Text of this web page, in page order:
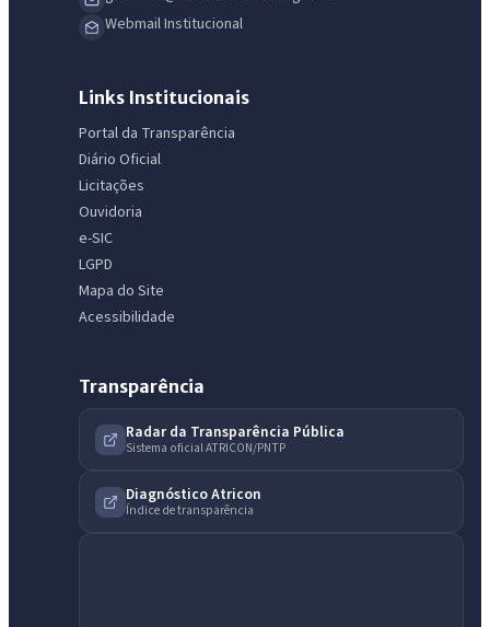
Webmail Institucional
Links Institucionais
Portal da Transparência
Diário Oficial
Licitações
Ouvidoria
e-SIC
LGPD
Mapa do Site
Acessibilidade
Transparência
Radar da Transparência Pública
Sistema oficial ATRICON/PNTP
Diagnóstico Atricon
Índice de transparência
IntGest AI
Assistente do Portal